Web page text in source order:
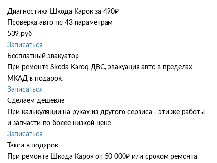
Диагностика Шкода Карок за 490₽
Проверка авто по 43 параметрам
539 руб
Записаться
Бесплатный эвакуатор
При ремонте Skoda Karoq ДВС, эвакуация авто в пределах
МКАД в подарок.
Записаться
Сделаем дешевле
При калькуляции на руках из другого сервиса - эти же работы
и запчасти по более низкой цене
Записаться
Такси в подарок
При ремонте Шкода Карок от 50 000₽ или сроком ремонта